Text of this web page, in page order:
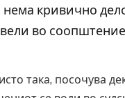
кривично
во
така, посочува